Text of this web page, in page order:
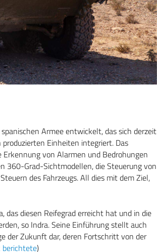
Armee entwickelt, das sich derzeit
Einheiten integriert. Das
von Alarmen und Bedrohungen
360-Grad-Sichtmodellen, die Steuerung von
des Fahrzeugs. All dies mit dem Ziel,
das diesen Reifegrad erreicht hat und in die
so Indra. Seine Einführung stellt auch
der Zukunft dar, deren Fortschritt von der
berichtete)